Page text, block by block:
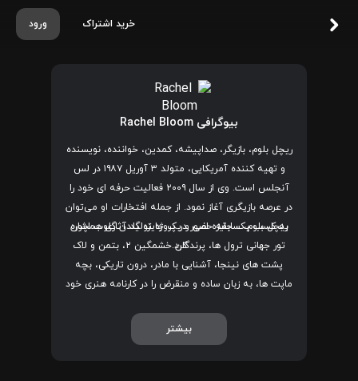
ورود خرید اشتراک
بیوگرافی Rachel Bloom
ریچل بلوم، بازیگر، صداپیشه، کمدین، خواننده، نویسنده
و تهیه کننده آمریکایی، متولد ۳ آوریل ۱۹۸۷ در لس
آنجلس است. وی از سال ۲۰۰۹ فعالیت حرفه ای خود را
در عرصه بازیگری آغاز نمود. از جمله افتخارات او می‌توان
به کسب یک جایزه امی و یک جایزه گلدن گلوب اشاره
کرد.
ریچل بلوم، سابقه حضور در پروژه تولید آثاری همچون
تور جهانی ترول ها، پرندگان خشمگین ۲، بتمن و لاک‌
پشت‌ های نینجا، آشنایی با مادر، درون تاریکی، بچه
ماپت ها، به زبان ساده و منقرض را در کارنامه هنری خود
بیشتر